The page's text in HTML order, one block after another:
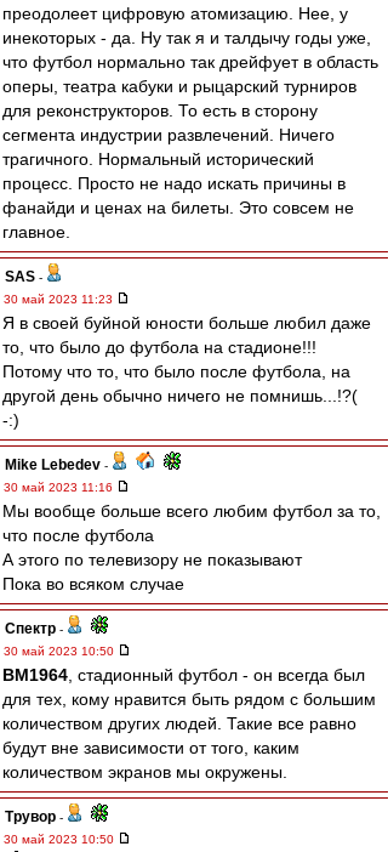
преодолеет цифровую атомизацию. Нее, у
инекоторых - да. Ну так я и талдычу годы уже,
что футбол нормально так дрейфует в область
оперы, театра кабуки и рыцарский турниров
для реконструкторов. То есть в сторону
сегмента индустрии развлечений. Ничего
трагичного. Нормальный исторический
процесс. Просто не надо искать причины в
фанайди и ценах на билеты. Это совсем не
главное.
SAS -
30 май 2023 11:23
Я в своей буйной юности больше любил даже
то, что было до футбола на стадионе!!!
Потому что то, что было после футбола, на
другой день обычно ничего не помнишь...!?(
-:)
Mike Lebedev -
30 май 2023 11:16
Мы вообще больше всего любим футбол за то,
что после футбола
А этого по телевизору не показывают
Пока во всяком случае
Спектр -
30 май 2023 10:50
BM1964 , стадионный футбол - он всегда был
для тех, кому нравится быть рядом с большим
количеством других людей. Такие все равно
будут вне зависимости от того, каким
количеством экранов мы окружены.
Трувор -
30 май 2023 10:50